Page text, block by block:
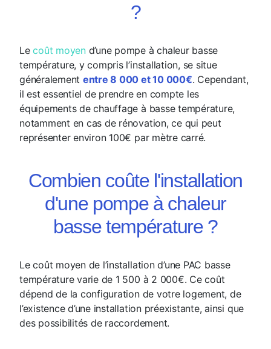
?
Lecoût moyend’une pompe à chaleur basse
température, y compris l’installation, se situe
généralement entre 8 000 et 10 000€. Cependant,
il est essentiel de prendre en compte les
équipements de chauffage à basse température,
notamment en cas de rénovation, ce qui peut
représenter environ 100€ par mètre carré.
Combien coûte l'installation
d'une pompe à chaleur
basse température ?
Le coût moyen de l’installation d’une PAC basse
température varie de 1 500 à 2 000€. Ce coût
dépend de la configuration de votre logement, de
l’existence d’une installation préexistante, ainsi que
des possibilités de raccordement.